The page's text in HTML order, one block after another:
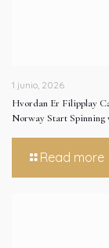
1 junio, 2026
Hvordan Er Filipplay
Norway Start Spinning
Read more